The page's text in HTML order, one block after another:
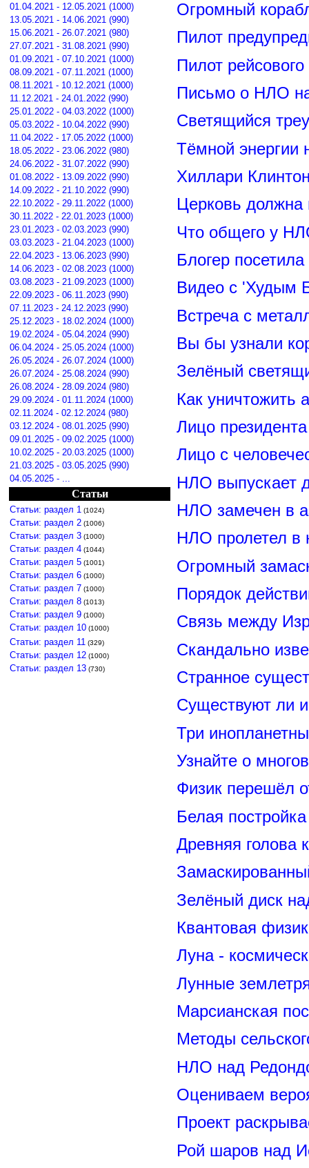
01.04.2021 - 12.05.2021 (1000)
13.05.2021 - 14.06.2021 (990)
15.06.2021 - 26.07.2021 (980)
27.07.2021 - 31.08.2021 (990)
01.09.2021 - 07.10.2021 (1000)
08.09.2021 - 07.11.2021 (1000)
08.11.2021 - 10.12.2021 (1000)
11.12.2021 - 24.01.2022 (990)
25.01.2022 - 04.03.2022 (1000)
05.03.2022 - 10.04.2022 (990)
11.04.2022 - 17.05.2022 (1000)
18.05.2022 - 23.06.2022 (980)
24.06.2022 - 31.07.2022 (990)
01.08.2022 - 13.09.2022 (990)
14.09.2022 - 21.10.2022 (990)
22.10.2022 - 29.11.2022 (1000)
30.11.2022 - 22.01.2023 (1000)
23.01.2023 - 02.03.2023 (990)
03.03.2023 - 21.04.2023 (1000)
22.04.2023 - 13.06.2023 (990)
14.06.2023 - 02.08.2023 (1000)
03.08.2023 - 21.09.2023 (1000)
22.09.2023 - 06.11.2023 (990)
07.11.2023 - 24.12.2023 (990)
25.12.2023 - 18.02.2024 (1000)
19.02.2024 - 05.04.2024 (990)
06.04.2024 - 25.05.2024 (1000)
26.05.2024 - 26.07.2024 (1000)
26.07.2024 - 25.08.2024 (990)
26.08.2024 - 28.09.2024 (980)
29.09.2024 - 01.11.2024 (1000)
02.11.2024 - 02.12.2024 (980)
03.12.2024 - 08.01.2025 (990)
09.01.2025 - 09.02.2025 (1000)
10.02.2025 - 20.03.2025 (1000)
21.03.2025 - 03.05.2025 (990)
04.05.2025 - ...
Статьи
Статьи: раздел 1 (1024)
Статьи: раздел 2 (1006)
Статьи: раздел 3 (1000)
Статьи: раздел 4 (1044)
Статьи: раздел 5 (1001)
Статьи: раздел 6 (1000)
Статьи: раздел 7 (1000)
Статьи: раздел 8 (1013)
Статьи: раздел 9 (1000)
Статьи: раздел 10 (1000)
Статьи: раздел 11 (329)
Статьи: раздел 12 (1000)
Статьи: раздел 13 (730)
Огромный
Пилот
Пилот
Письмо о НЛО
Светящийся
Тёмной энергии
Хиллари
Церковь должна
Что общего у
Блогер
Видео с 'Худым
Встреча с
Вы бы узнали
Зелёный
Как уничтожить
Лицо
Лицо с
НЛО выпускает
НЛО замечен в
НЛО пролетел в
Огромный
Порядок
Связь между
Скандально
Странное
Существуют ли
Три
Узнайте о
Физик перешёл
Белая
Древняя голова
Зелёный диск
Квантовая
Луна -
Лунные
Марсианская
Методы
НЛО над
Оцениваем
Проект
Рой шаров над